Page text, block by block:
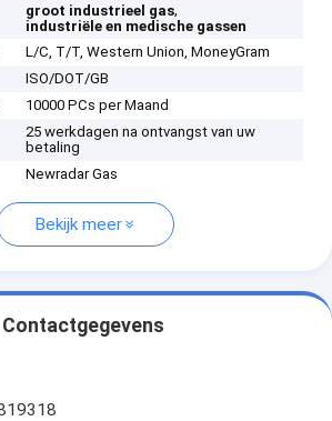
groot industrieel gas,
industriële en medische gassen
L/C, T/T, Western Union, MoneyGram
ISO/DOT/GB
10000 PCs per Maand
25 werkdagen na ontvangst van uw
betaling
Newradar Gas
Bekijk meer
Contactgegevens